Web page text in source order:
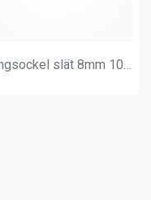
Slangsockel slät 8mm 10 slang